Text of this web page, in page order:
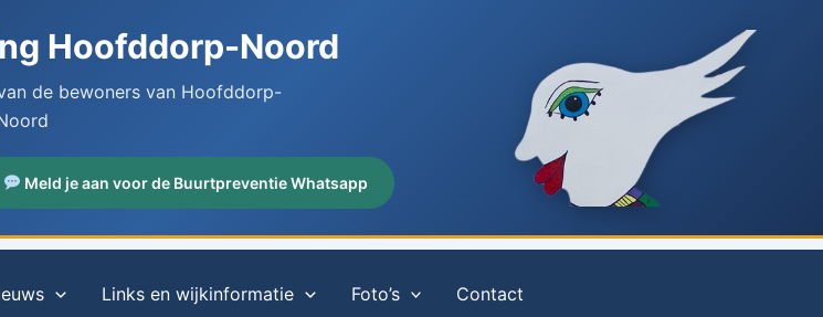
Hoofddorp-Noord
de bewoners van Hoofddorp-
Meld je aan voor de Buurtpreventie Whatsapp
Links en wijkinformatie Foto’s Contact